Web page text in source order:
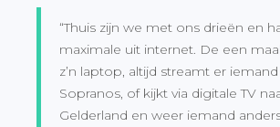
“Thuis zijn we met ons drieën en
maximale uit internet. De een
z’n laptop, altijd streamt er iemand
Sopranos, of kijkt via digitale TV
Gelderland en weer iemand